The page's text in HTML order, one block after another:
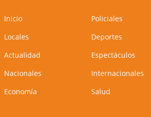
Inicio
Locales
Actualidad
Nacionales
Economía
Policiales
Deportes
Espectáculos
Internacionales
Salud